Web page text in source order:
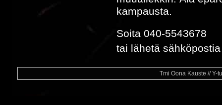
kampausta.
Soita 040-5543678
tai lähetä
Tmi Oona Kauste // Y-